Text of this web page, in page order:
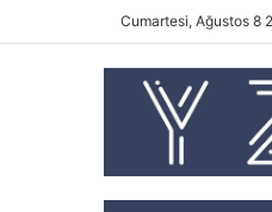
Cumartesi, Ağustos 8